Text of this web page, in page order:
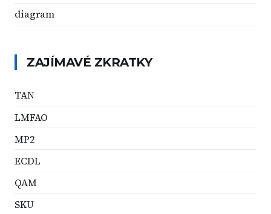
diagram
ZAJÍMAVÉ ZKRATKY
TAN
LMFAO
MP2
ECDL
QAM
SKU